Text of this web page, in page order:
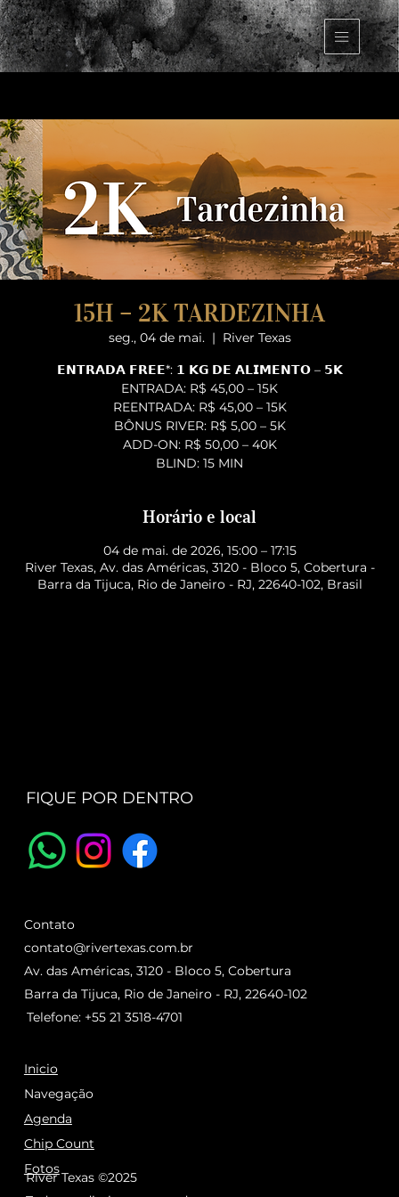
15H – 2K TARDEZINHA
seg., 04 de mai.
  |
River Texas
𝗘𝗡𝗧𝗥𝗔𝗗𝗔 𝗙𝗥𝗘𝗘*: 𝟭 𝗞𝗚 𝗗𝗘 𝗔𝗟𝗜𝗠𝗘𝗡𝗧𝗢 – 𝟱𝗞
ENTRADA: R$ 45,00 – 15K
REENTRADA: R$ 45,00 – 15K
BÔNUS RIVER: R$ 5,00 – 5K
ADD-ON: R$ 50,00 – 40K
BLIND: 15 MIN
Horário e local
04 de mai. de 2026, 15:00 – 17:15
River Texas, Av. das Américas, 3120 - Bloco 5, Cobertura -
Barra da Tijuca, Rio de Janeiro - RJ, 22640-102, Brasil
FIQUE POR DENTRO
Inicio
Agenda
Chip Count
Navegação
Fotos
River Texas ©2025
Contato
contato@rivertexas.com.br
Telefone: +55 21 3518-4701
Av. das Américas, 3120 - Bloco 5, Cobertura
Barra da Tijuca, Rio de Janeiro - RJ, 22640-102